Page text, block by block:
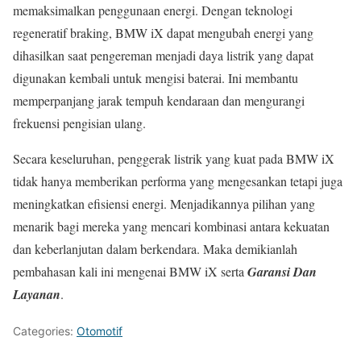
memaksimalkan penggunaan energi. Dengan teknologi
regeneratif braking, BMW iX dapat mengubah energi yang
dihasilkan saat pengereman menjadi daya listrik yang dapat
digunakan kembali untuk mengisi baterai. Ini membantu
memperpanjang jarak tempuh kendaraan dan mengurangi
frekuensi pengisian ulang.
Secara keseluruhan, penggerak listrik yang kuat pada BMW iX
tidak hanya memberikan performa yang mengesankan tetapi juga
meningkatkan efisiensi energi. Menjadikannya pilihan yang
menarik bagi mereka yang mencari kombinasi antara kekuatan
dan keberlanjutan dalam berkendara. Maka demikianlah
pembahasan kali ini mengenai BMW iX serta Garansi Dan
Layanan.
Categories: Otomotif